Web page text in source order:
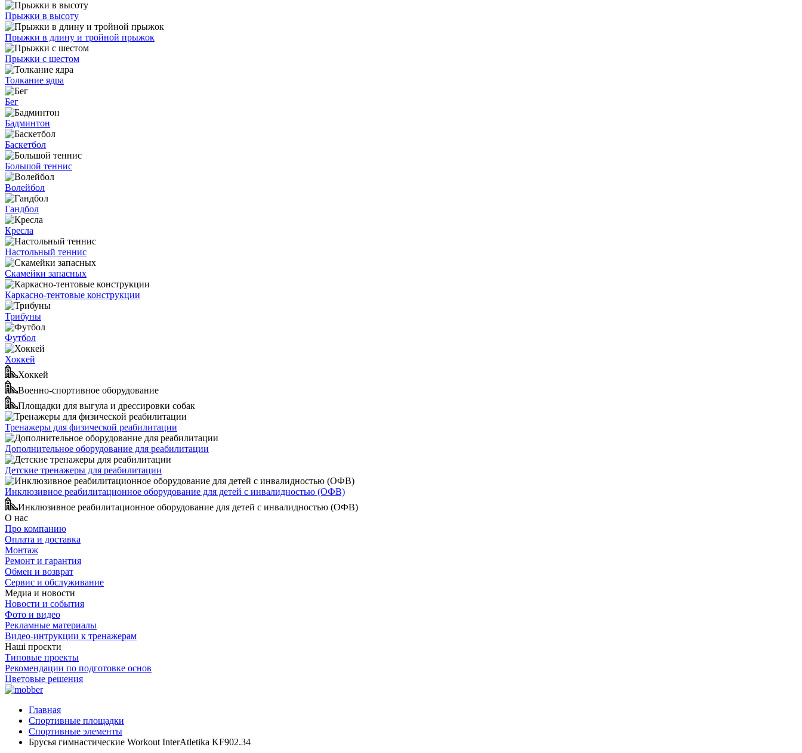
Прыжки в высоту
Прыжки в длину и тройной прыжок
Прыжки с шестом
Толкание ядра
Бег
Бадминтон
Баскетбол
Большой теннис
Волейбол
Гандбол
Кресла
Настольный теннис
Скамейки запасных
Каркасно-тентовые конструкции
Трибуны
Футбол
Хоккей
Хоккей
Военно-спортивное оборудование
Площадки для выгула и дрессировки собак
Тренажеры для физической реабилитации
Дополнительное оборудование для реабилитации
Детские тренажеры для реабилитации
Инклюзивное реабилитационное оборудование для детей с инвалидностью (ОФВ)
Инклюзивное реабилитационное оборудование для детей с инвалидностью (ОФВ)
О нас
Про компанию
Оплата и доставка
Монтаж
Ремонт и гарантия
Обмен и возврат
Сервис и обслуживание
Медиа и новости
Новости и события
Фото и видео
Рекламные материалы
Видео-интрукции к тренажерам
Наші проєкти
Типовые проекты
Рекомендации по подготовке основ
Цветовые решения
Главная
Спортивные площадки
Спортивные элементы
Брусья гимнастические Workout InterAtletika KF902.34